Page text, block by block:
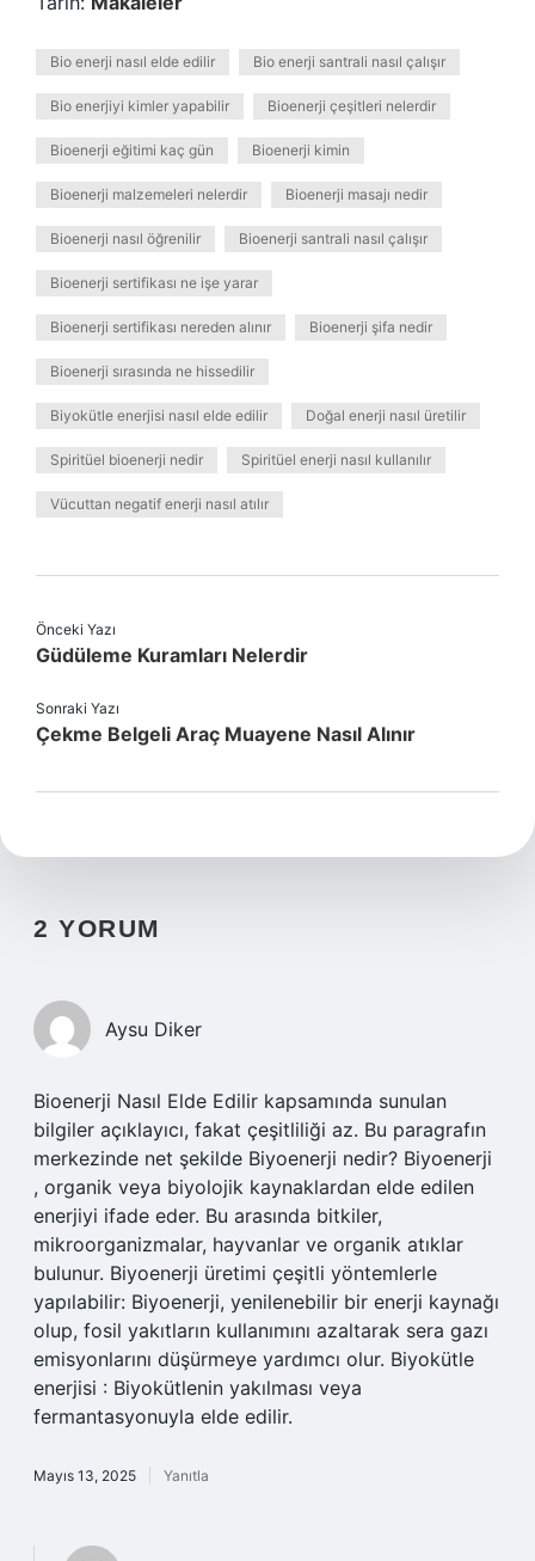
Bio enerji nasıl elde edilir Bio enerji santrali nasıl çalışır
Bio enerjiyi kimler yapabilir Bioenerji çeşitleri nelerdir
Bioenerji eğitimi kaç gün Bioenerji kimin
Bioenerji malzemeleri nelerdir Bioenerji masajı nedir
Bioenerji nasıl öğrenilir Bioenerji santrali nasıl çalışır
Bioenerji sertifikası ne işe yarar
Bioenerji sertifikası nereden alınır Bioenerji şifa nedir
Bioenerji sırasında ne hissedilir
Biyokütle enerjisi nasıl elde edilir Doğal enerji nasıl üretilir
Spiritüel bioenerji nedir Spiritüel enerji nasıl kullanılır
Vücuttan negatif enerji nasıl atılır
Önceki Yazı
Güdüleme Kuramları Nelerdir
Sonraki Yazı
Çekme Belgeli Araç Muayene Nasıl Alınır
2 YORUM
Aysu Diker
Bioenerji Nasıl Elde Edilir kapsamında sunulan
bilgiler açıklayıcı, fakat çeşitliliği az. Bu paragrafın
merkezinde net şekilde Biyoenerji nedir? Biyoenerji
, organik veya biyolojik kaynaklardan elde edilen
enerjiyi ifade eder. Bu arasında bitkiler,
mikroorganizmalar, hayvanlar ve organik atıklar
bulunur. Biyoenerji üretimi çeşitli yöntemlerle
yapılabilir: Biyoenerji, yenilenebilir bir enerji kaynağı
olup, fosil yakıtların kullanımını azaltarak sera gazı
emisyonlarını düşürmeye yardımcı olur. Biyokütle
enerjisi : Biyokütlenin yakılması veya
fermantasyonuyla elde edilir.
Mayıs 13, 2025 Yanıtla